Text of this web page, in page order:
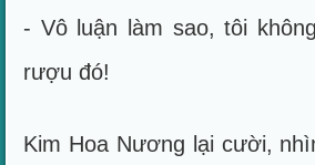
- Vô luận làm sao, tôi
rượu đó!
Kim Hoa Nương lại cười,